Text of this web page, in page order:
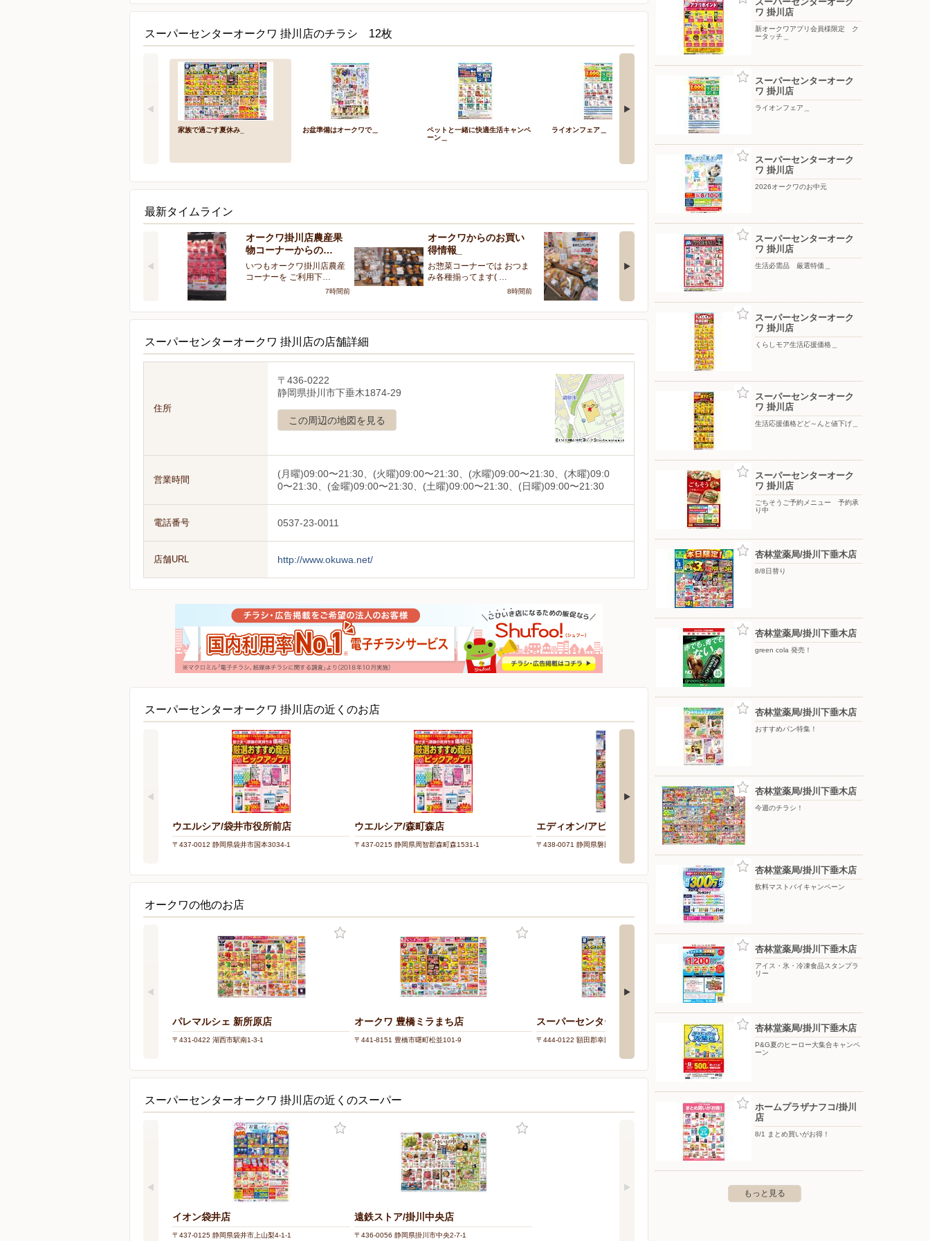
スーパーセンターオークワ 掛川店のチラシ 12枚
家族で過ごす夏休み_ お盆準備はオークワで＿
ペットと一緒に快適生活キャンペ
ーン＿
ライオンフェア＿ 生活必需品 厳選特価＿
最新タイムライン
オークワ掛川店農産果
物コーナーからの…
いつもオークワ掛川店農産
コーナーを ご利用下…
7時間前
オークワからのお買い
得情報_
お惣菜コーナーでは おつま
み各種揃ってます( …
8時間前
ベーカリーコーナーか
らのお知らせ！_
ベーカリーコーナーからお
すすめ商品のお知らせ…
1日前
只今アプリクーポン配
信中！
【アプリ会員様限定】8/9
スーパーセンターオークワ 掛川店の店舗詳細
住所
〒436-0222
静岡県掛川市下垂木1874-29
この周辺の地図を見る
営業時間
(月曜)09:00〜21:30、(火曜)09:00〜21:30、(水曜)09:00〜21:30、(木曜)09:0
0〜21:30、(金曜)09:00〜21:30、(土曜)09:00〜21:30、(日曜)09:00〜21:30
電話番号 0537-23-0011
店舗URL http://www.okuwa.net/
スーパーセンターオークワ 掛川店の近くのお店
ウエルシア/袋井市役所前店
〒437-0012 静岡県袋井市国本3034-1
ウエルシア/森町森店
〒437-0215 静岡県周智郡森町森1531-1
エディオン/アピタ磐田店
〒438-0071 静岡県磐田市今之浦3-1-11 アピタ磐田店1階
杏林堂薬局/掛川下垂木店
〒436-0222 静岡県掛川市下垂木2240-9
オークワの他のお店
パレマルシェ 新所原店
〒431-0422 湖西市駅南1-3-1
オークワ 豊橋ミラまち店
〒441-8151 豊橋市曙町松並101-9
スーパーセンターオークワ 幸田店
〒444-0122 額田郡幸田町六栗蔵前１２６
オークワ 中津川中村店
〒508-0001 中津川市中津川2730番地2
スーパーセンターオークワ 掛川店の近くのスーパー
イオン袋井店
〒437-0125 静岡県袋井市上山梨4-1-1
遠鉄ストア/掛川中央店
〒436-0056 静岡県掛川市中央2-7-1
ワ 掛川店
新オークワアプリ会員様限定 ク
ータッチ＿
スーパーセンターオーク
ワ 掛川店
ライオンフェア＿
スーパーセンターオーク
ワ 掛川店
2026オークワのお中元
スーパーセンターオーク
ワ 掛川店
生活必需品 厳選特価＿
スーパーセンターオーク
ワ 掛川店
くらしモア生活応援価格＿
スーパーセンターオーク
ワ 掛川店
生活応援価格どど～んと値下げ＿
スーパーセンターオーク
ワ 掛川店
ごちそうご予約メニュー 予約承
り中
杏林堂薬局/掛川下垂木店
8/8日替り
杏林堂薬局/掛川下垂木店
green cola 発売！
杏林堂薬局/掛川下垂木店
おすすめパン特集！
杏林堂薬局/掛川下垂木店
今週のチラシ！
杏林堂薬局/掛川下垂木店
飲料マストバイキャンペーン
杏林堂薬局/掛川下垂木店
アイス・氷・冷凍食品スタンプラ
リー
杏林堂薬局/掛川下垂木店
P&G夏のヒーロー大集合キャンペ
ーン
ホームプラザナフコ/掛川
店
8/1 まとめ買いがお得！
もっと見る